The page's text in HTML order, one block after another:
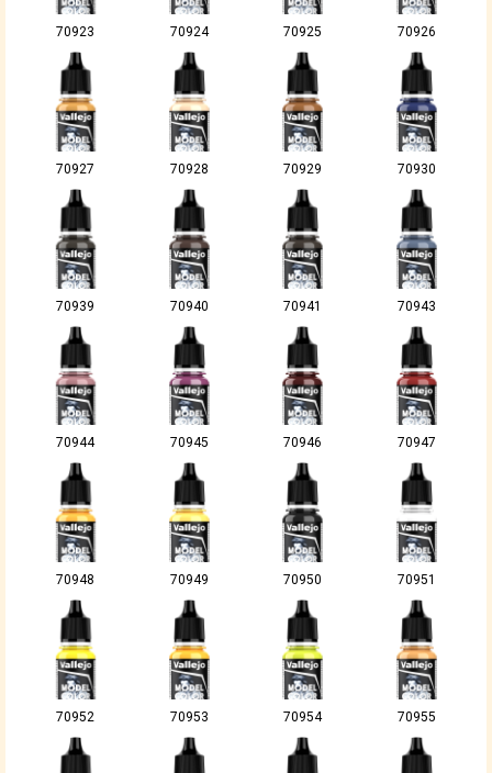
70923 70924 70925 70926
70927 70928 70929 70930
70939 70940 70941 70943
70944 70945 70946 70947
70948 70949 70950 70951
70952 70953 70954 70955